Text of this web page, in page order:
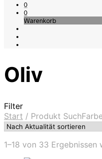
0
0
Warenkorb
Oliv
Filter
Start / Produkt
1–18 von 33 Ergebnissen